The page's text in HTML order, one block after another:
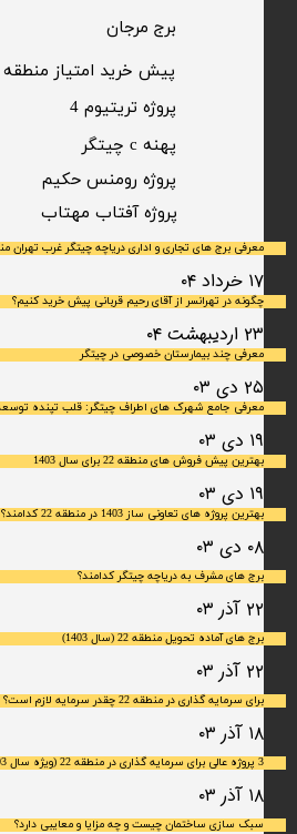
برج مرجان
معرفی برج های تجاری و اداری دریاچه چیتگر غرب تهران
۱۷ خرداد ۰۴
چگونه در تهرانسر از آقای رحیم قربانی پیش خرید کنیم؟
۲۳ اردیبهشت ۰۴
معرفی چند بیمارستان خصوصی در چیتگر
۲۵ دی ۰۳
معرفی جامع شهرک‌ های اطراف چیتگر: قلب تپنده
۱۹ دی ۰۳
بهترین پیش فروش های منطقه 22 برای سال 1403
۱۹ دی ۰۳
بهترین پروژه های تعاونی ساز 1403 در منطقه 22 کدامند؟
۰۸ دی ۰۳
برج های مشرف به دریاچه چیتگر کدامند؟
۲۲ آذر ۰۳
برج های آماده تحویل منطقه 22 (سال 1403)
۲۲ آذر ۰۳
برای سرمایه‌ گذاری در منطقه 22 چقدر سرمایه لازم است؟
۱۸ آذر ۰۳
3 پروژه عالی برای سرمایه گذاری در منطقه 22 (ویژه سال 1403)
۱۸ آذر ۰۳
سبک سازی ساختمان چیست و چه مزایا و معایبی دارد؟
پیش خرید امتیاز منطقه ۲۲​​​​​​​
​پروژه آفتاب مهتاب
پروژه رومنس حکیم
پهنه c چیتگر
پروژه تریتیوم 4